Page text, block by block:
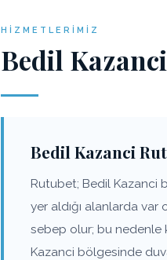
HIZMETLERIMIZ
Bedil
Bedil Kazanci
Rutubet; Bedil Kazanci
yer aldığı alanlarda var
sebep olur; bu nedenle
Kazanci bölgesinde